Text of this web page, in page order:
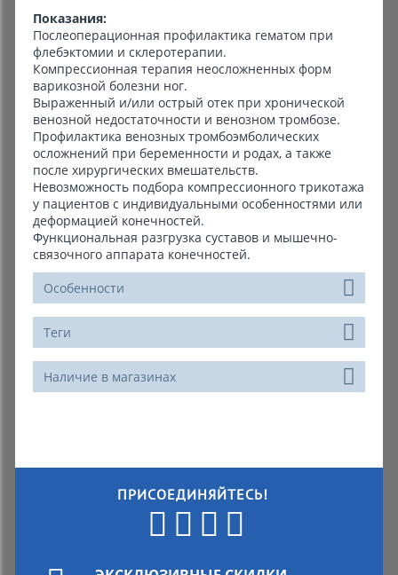
Показания:
Послеоперационная профилактика гематом при
флебэктомии и склеротерапии.
Компрессионная терапия неосложненных форм
варикозной болезни ног.
Выраженный и/или острый отек при хронической
венозной недостаточности и венозном тромбозе.
Профилактика венозных тромбоэмболических
осложнений при беременности и родах, а также
после хирургических вмешательств.
Невозможность подбора компрессионного трикотажа
у пациентов с индивидуальными особенностями или
деформацией конечностей.
Функциональная разгрузка суставов и мышечно-
связочного аппарата конечностей.
Особенности
Теги
Наличие в магазинах
ПРИСОЕДИНЯЙТЕСЬ!